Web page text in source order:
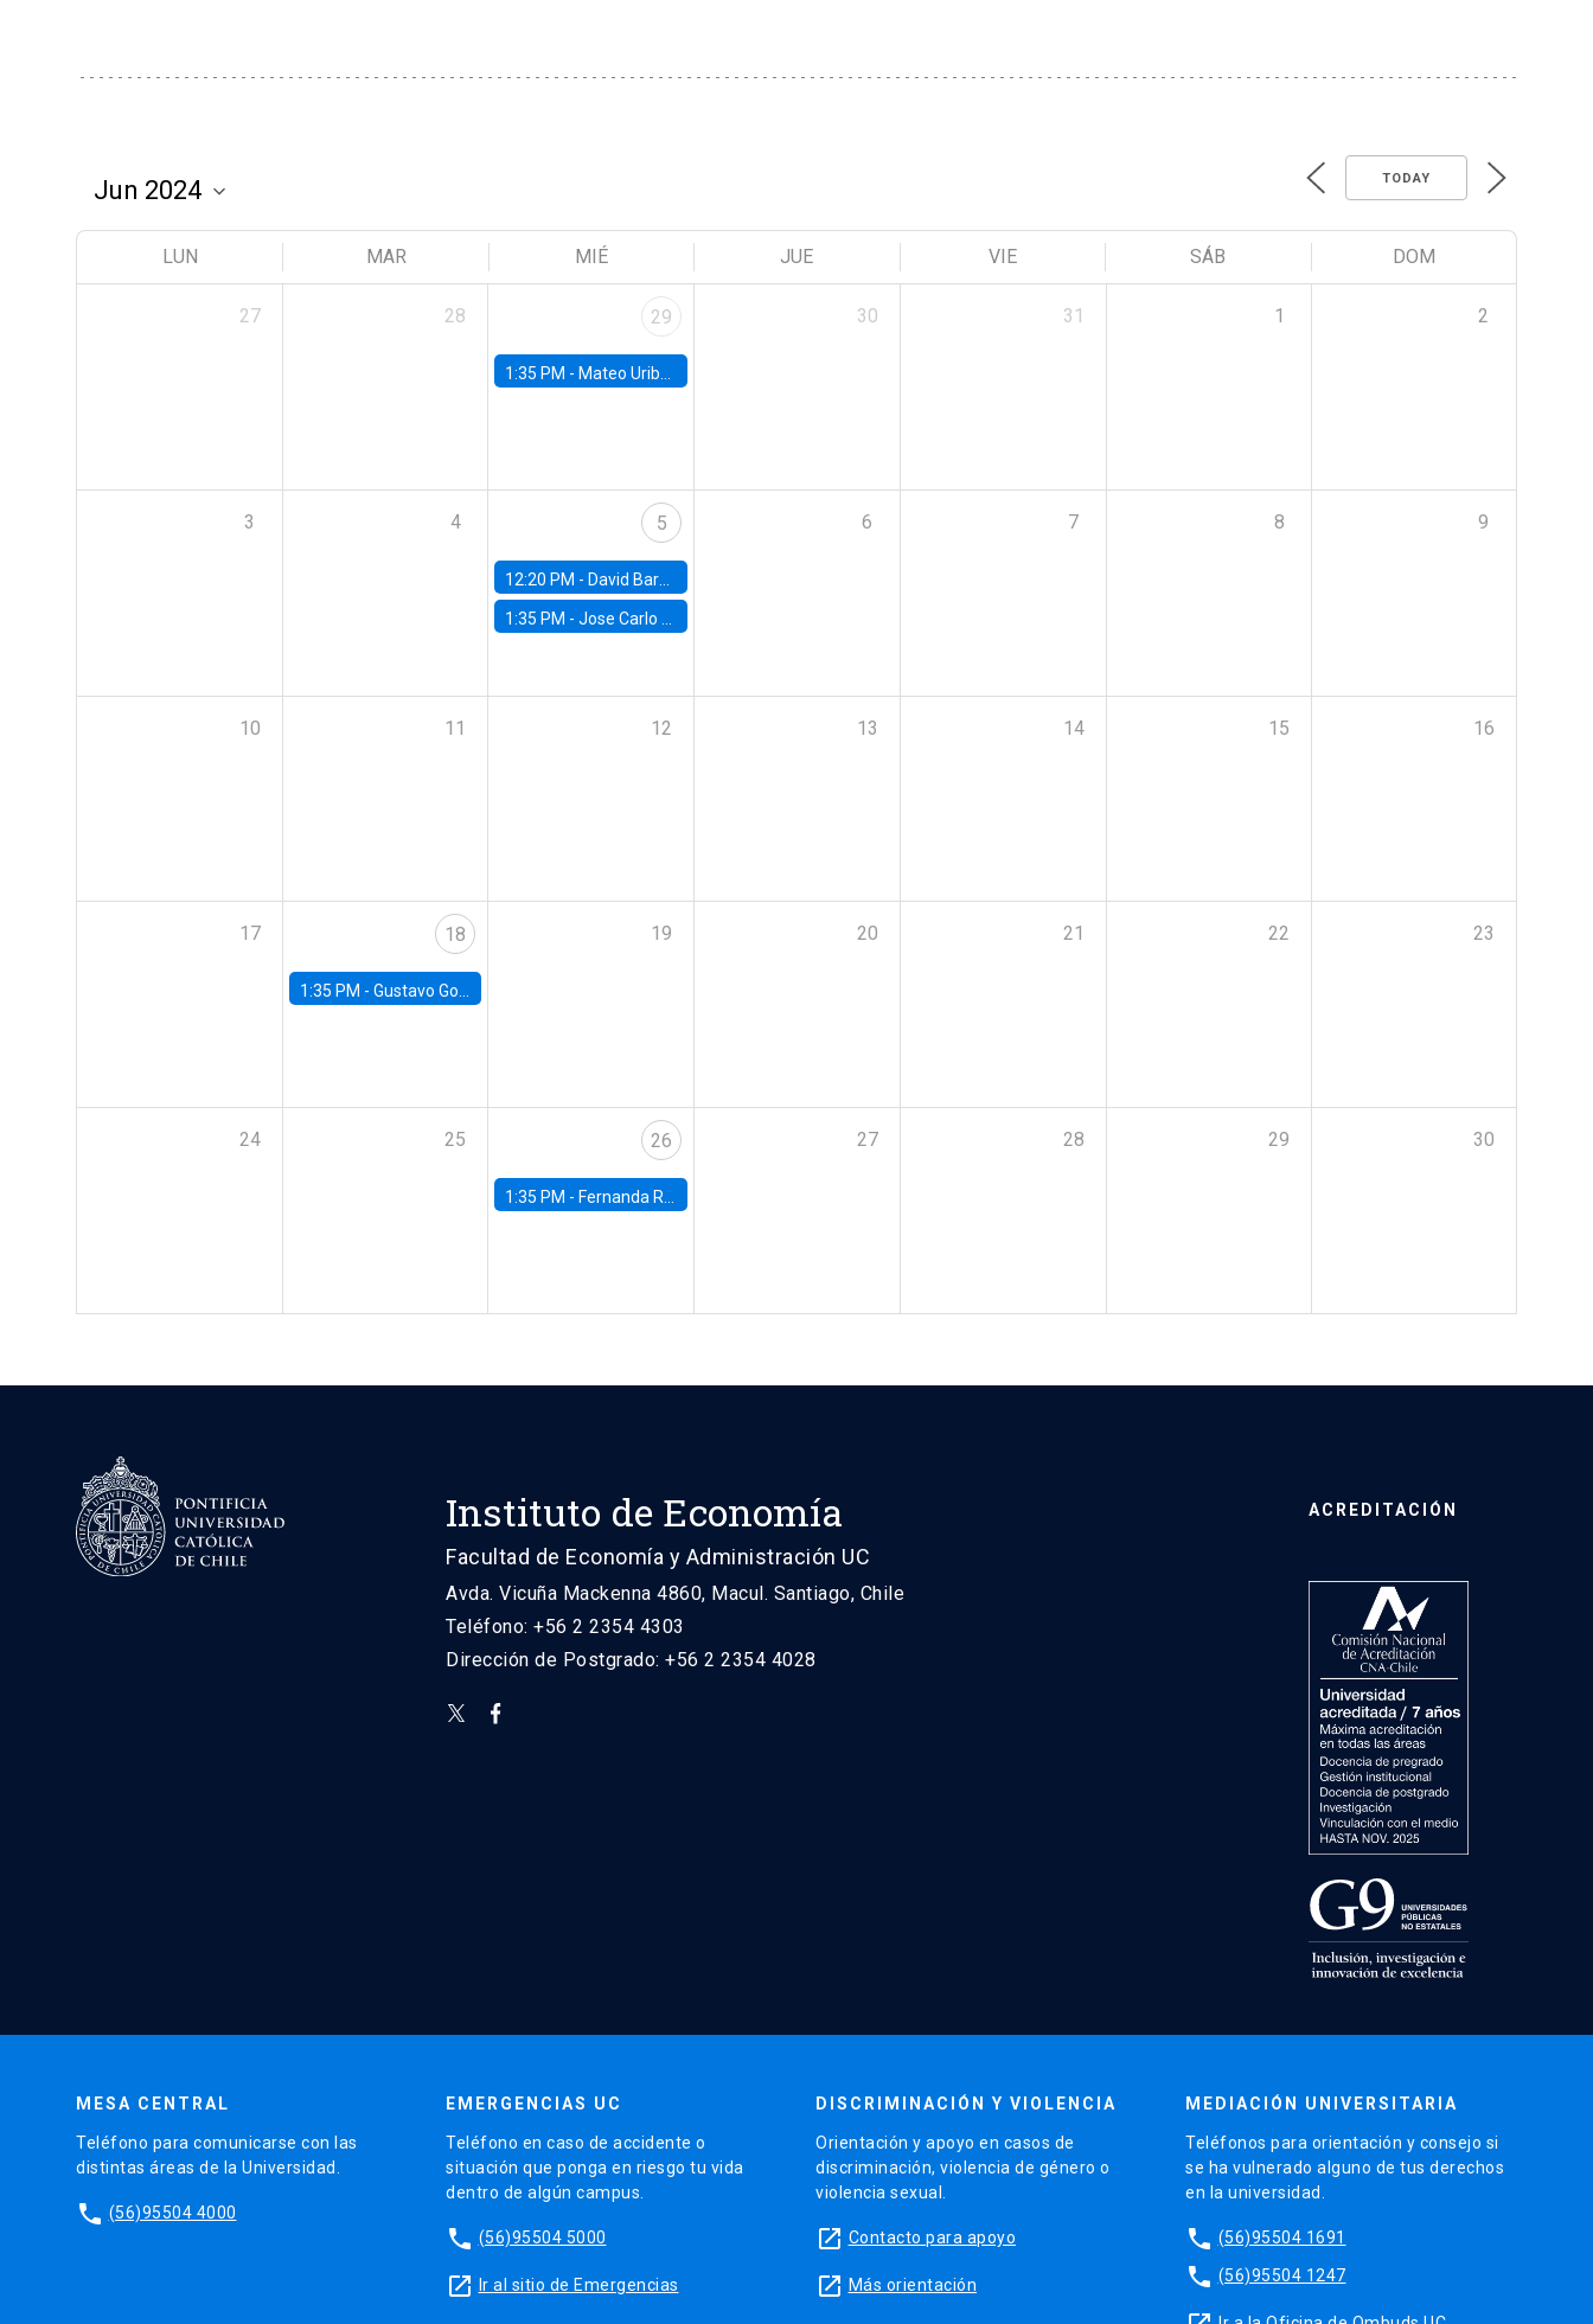
TODAY
LUN MAR MIÉ JUE VIE SÁB DOM
27 28 29
1:35 PM - Mateo Uribe-Castro, Universidad de los Andes (Colombia)
30 31 1 2
3 4 5
12:20 PM - David Bardey, Universidad de los Andes - CEDE
1:35 PM -Jose Carlo Bermudez, UC (ME) & World Bank
6 7 8 9
10 11 12 13 14 15 16
17 18
1:35 PM - Gustavo González, Banco Central de Chile
19 20 21 22 23
24 25 26
1:35 PM - Fernanda Rojas Ampuero, University of Wisconsin-Madison
27 28 29 30
Instituto de Economía
Facultad de Economía y Administración UC
Avda. Vicuña Mackenna 4860, Macul. Santiago, Chile
Teléfono: +56 2 2354 4303
Dirección de Postgrado: +56 2 2354 4028
ACREDITACIÓN
MESA CENTRAL
Teléfono para comunicarse con las
distintas áreas de la Universidad.
phone (56)95504 4000
EMERGENCIAS UC
Teléfono en caso de accidente o
situación que ponga en riesgo tu vida
dentro de algún campus.
phone (56)95504 5000
launch Ir al sitio de Emergencias
DISCRIMINACIÓN Y VIOLENCIA
Orientación y apoyo en casos de
discriminación, violencia de género o
violencia sexual.
launch Contacto para apoyo
launch Más orientación
MEDIACIÓN UNIVERSITARIA
Teléfonos para orientación y consejo si
se ha vulnerado alguno de tus derechos
en la universidad.
phone (56)95504 1691
phone (56)95504 1247